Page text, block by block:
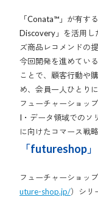
「Conata™」が有す
Discovery」を活用し
ズ商品レコメンドの
今回開発を進めてい
ことで、顧客行動や
め、会員一人ひとり
フューチャーショッ
I・データ領域でのソ
に向けたコマース戦
「futureshop
フューチャーショッ
uture-shop.jp/）シリ